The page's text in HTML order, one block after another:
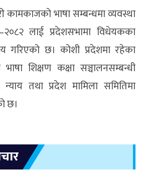
कामकाजको भाषा सम्बन्धमा व्यवस्था
लाई प्रदेशसभामा विधेयकका
गरिएको छ। कोशी प्रदेशमा रहेका
शिक्षण कक्षा सञ्चालनसम्बन्धी
तथा प्रदेश मामिला समितिमा
छ।